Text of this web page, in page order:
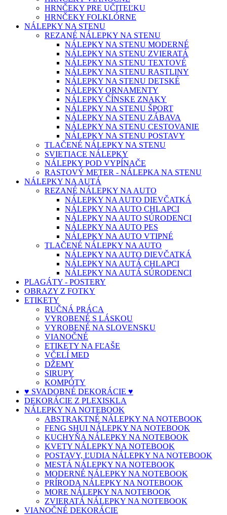
HRNČEKY PRE UČITEĽKU
HRNČEKY FOLKLÓRNE
NÁLEPKY NA STENU
REZANÉ NÁLEPKY NA STENU
NÁLEPKY NA STENU MODERNÉ
NÁLEPKY NA STENU ZVIERATÁ
NÁLEPKY NA STENU TEXTOVÉ
NÁLEPKY NA STENU RASTLINY
NÁLEPKY NA STENU DETSKÉ
NÁLEPKY ORNAMENTY
NÁLEPKY ČÍNSKE ZNAKY
NÁLEPKY NA STENU ŠPORT
NÁLEPKY NA STENU ZÁBAVA
NÁLEPKY NA STENU CESTOVANIE
NÁLEPKY NA STENU POSTAVY
TLAČENÉ NÁLEPKY NA STENU
SVIETIACE NÁLEPKY
NÁLEPKY POD VYPÍNAČE
RASTOVÝ METER - NÁLEPKA NA STENU
NÁLEPKY NA AUTÁ
REZANÉ NÁLEPKY NA AUTO
NÁLEPKY NA AUTO DIEVČATKÁ
NÁLEPKY NA AUTO CHLAPCI
NÁLEPKY NA AUTO SÚRODENCI
NÁLEPKY NA AUTO PES
NÁLEPKY NA AUTO VTIPNÉ
TLAČENÉ NÁLEPKY NA AUTO
NÁLEPKY NA AUTO DIEVČATKÁ
NÁLEPKY NA AUTÁ CHLAPCI
NÁLEPKY NA AUTÁ SÚRODENCI
PLAGÁTY - POSTERY
OBRAZY Z FOTKY
ETIKETY
RUČNÁ PRÁCA
VYROBENÉ S LÁSKOU
VYROBENÉ NA SLOVENSKU
VIANOČNÉ
ETIKETY NA FĽAŠE
VČELÍ MED
DŽEMY
SIRUPY
KOMPÓTY
♥ SVADOBNÉ DEKORÁCIE ♥
DEKORÁCIE Z PLEXISKLA
NÁLEPKY NA NOTEBOOK
ABSTRAKTNÉ NÁLEPKY NA NOTEBOOK
FENG SHUI NÁLEPKY NA NOTEBOOK
KUCHYŇA NÁLEPKY NA NOTEBOOK
KVETY NÁLEPKY NA NOTEBOOK
POSTAVY, ĽUDIA NÁLEPKY NA NOTEBOOK
MESTÁ NÁLEPKY NA NOTEBOOK
MODERNÉ NÁLEPKY NA NOTEBOOK
PRÍRODA NÁLEPKY NA NOTEBOOK
MORE NÁLEPKY NA NOTEBOOK
ZVIERATÁ NÁLEPKY NA NOTEBOOK
VIANOČNÉ DEKORÁCIE